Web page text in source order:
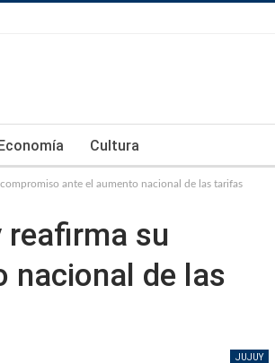
Cultura
ante el aumento nacional de las tarifas
reafirma su
nacional de las
JUJUY